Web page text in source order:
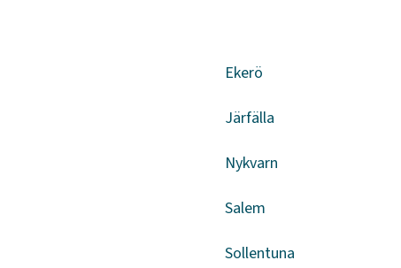
Ekerö
Järfälla
Nykvarn
Salem
Sollentuna